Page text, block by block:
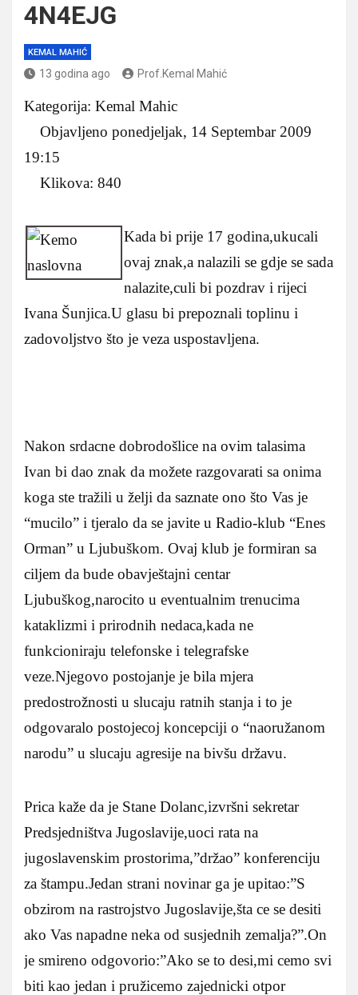
4N4EJG
KEMAL MAHIĆ
13 godina ago Prof.Kemal Mahić
Kategorija: Kemal Mahic
Objavljeno ponedjeljak, 14 Septembar 2009
19:15
Klikova: 840
Kada bi prije 17 godina,ukucali
ovaj znak,a nalazili se gdje se sada
nalazite,culi bi pozdrav i rijeci
Ivana Šunjica.U glasu bi prepoznali toplinu i
zadovoljstvo što je veza uspostavljena.
Nakon srdacne dobrodošlice na ovim talasima
Ivan bi dao znak da možete razgovarati sa onima
koga ste tražili u želji da saznate ono što Vas je
“mucilo” i tjeralo da se javite u Radio-klub “Enes
Orman” u Ljubuškom. Ovaj klub je formiran sa
ciljem da bude obavještajni centar
Ljubuškog,narocito u eventualnim trenucima
kataklizmi i prirodnih nedaca,kada ne
funkcioniraju telefonske i telegrafske
veze.Njegovo postojanje je bila mjera
predostrožnosti u slucaju ratnih stanja i to je
odgovaralo postojecoj koncepciji o “naoružanom
narodu” u slucaju agresije na bivšu državu.
Prica kaže da je Stane Dolanc,izvršni sekretar
Predsjedništva Jugoslavije,uoci rata na
jugoslavenskim prostorima,”držao” konferenciju
za štampu.Jedan strani novinar ga je upitao:”S
obzirom na rastrojstvo Jugoslavije,šta ce se desiti
ako Vas napadne neka od susjednih zemalja?”.On
je smireno odgovorio:”Ako se to desi,mi cemo svi
biti kao jedan i pružicemo zajednicki otpor